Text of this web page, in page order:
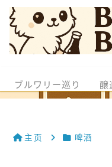
ブルワリー巡り 醸
主页 啤酒